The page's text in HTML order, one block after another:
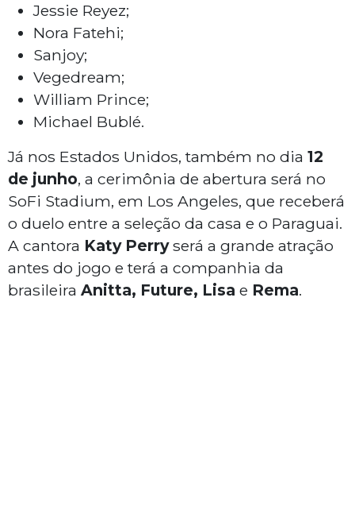
Jessie Reyez;
Nora Fatehi;
Sanjoy;
Vegedream;
William Prince;
Michael Bublé.
Já nos Estados Unidos, também no dia 12
de junho, a cerimônia de abertura será no
SoFi Stadium, em Los Angeles, que receberá
o duelo entre a seleção da casa e o Paraguai.
A cantora Katy Perryserá a grande atração
antes do jogo e terá a companhia da
brasileira Anitta, Future, Lisa e Rema.